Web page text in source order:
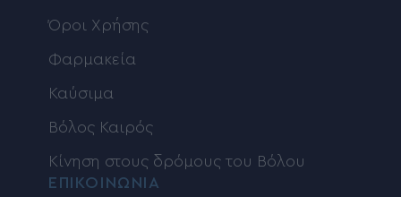
Όροι Χρήσης
Φαρμακεία
Καύσιμα
Βόλος Καιρός
Κίνηση στους δρόμους του Βόλου
ΕΠΙΚΟΙΝΩΝΙΑ